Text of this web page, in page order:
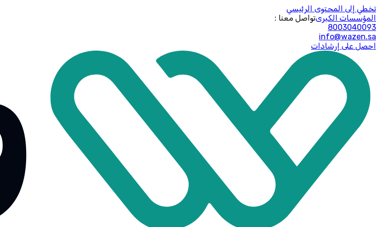
تخطي إلى المحتوى الرئيسي
المؤسسات الكبرى: تواصل معنا
8003040093
info@wazen.sa
احصل على إرشادات